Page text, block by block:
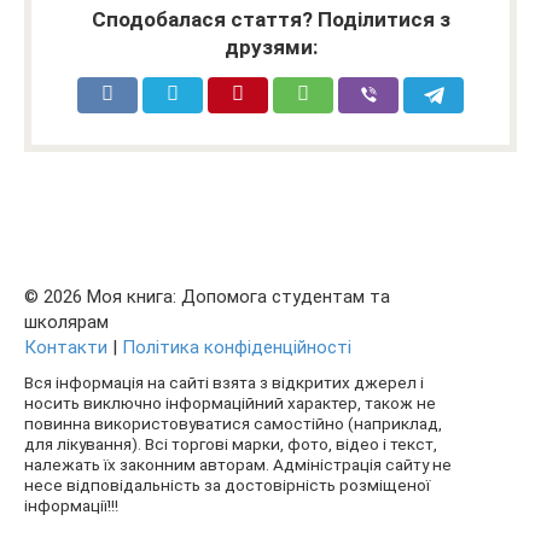
Сподобалася стаття? Поділитися з
друзями:
© 2026 Моя книга: Допомога студентам та
школярам
Контакти | Політика конфіденційності
Вся інформація на сайті взята з відкритих джерел і
носить виключно інформаційний характер, також не
повинна використовуватися самостійно (наприклад,
для лікування). Всі торгові марки, фото, відео і текст,
належать їх законним авторам. Адміністрація сайту не
несе відповідальність за достовірність розміщеної
інформації!!!